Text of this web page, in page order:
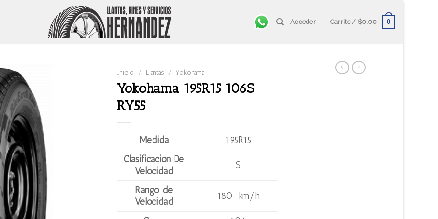
Acceder Carrito / $0.00 0
Inicio / Llantas / Yokohama
Yokohama 195R15 106S
RY55
Medida
195R15
Clasificación De
Velocidad
S
Rango de
Velocidad
180 km/h